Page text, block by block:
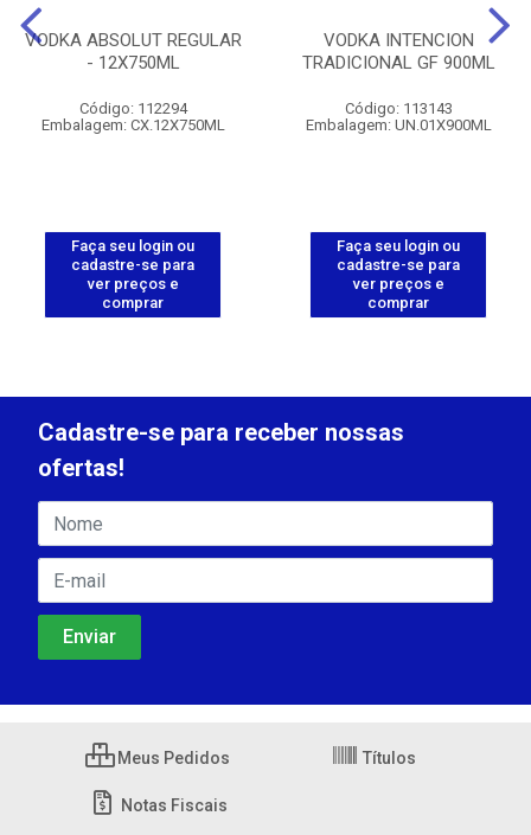
VODKA ABSOLUT REGULAR
- 12X750ML
Código: 112294
Embalagem: CX.12X750ML
Faça seu login ou
cadastre-se para
ver preços e
comprar
VODKA INTENCION
TRADICIONAL GF 900ML
Código: 113143
Embalagem: UN.01X900ML
Faça seu login ou
cadastre-se para
ver preços e
comprar
Cadastre-se para receber nossas
ofertas!
Meus Pedidos Títulos
Notas Fiscais